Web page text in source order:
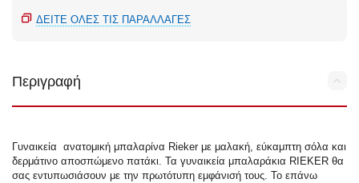
ΔΕΊΤΕ ΌΛΕΣ ΤΙΣ ΠΑΡΑΛΛΑΓΈΣ
Περιγραφή
Γυναικεία ανατομική μπαλαρίνα Rieker με μαλακή, εύκαμπτη σόλα και
δερμάτινο αποσπώμενο πατάκι. Τα γυναικεία μπαλαράκια RIEKER θα
σας εντυπωσιάσουν με την πρωτότυπη εμφάνισή τους. Το επάνω